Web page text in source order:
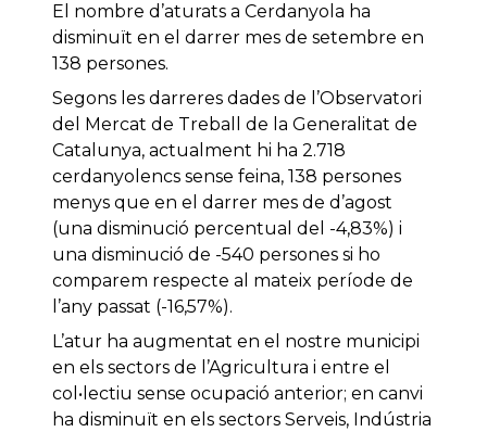
El nombre d’aturats a Cerdanyola ha
disminuït en el darrer mes de setembre en
138 persones.
Segons les darreres dades de l’Observatori
del Mercat de Treball de la Generalitat de
Catalunya, actualment hi ha 2.718
cerdanyolencs sense feina, 138 persones
menys que en el darrer mes de d’agost
(una disminució percentual del -4,83%) i
una disminució de -540 persones si ho
comparem respecte al mateix període de
l’any passat (-16,57%).
L’atur ha augmentat en el nostre municipi
en els sectors de l’Agricultura i entre el
col•lectiu sense ocupació anterior; en canvi
ha disminuït en els sectors Serveis, Indústria